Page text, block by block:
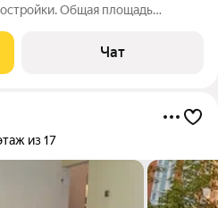
Общая площадь
находится на 5 этаже 5-
Чат
из 17